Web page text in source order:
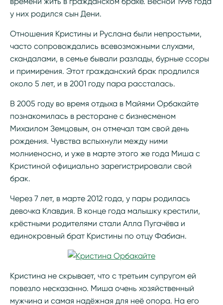
у них родился сын Дени.
Отношения Кристины и Руслана были непростыми,
часто сопровождались всевозможными слухами,
скандалами, в семье бывали разлады, бурные ссоры
и примирения. Этот гражданский брак продлился
около 5 лет, и в 2001 году пара рассталась.
В 2005 году во время отдыха в Майями Орбакайте
познакомилась в ресторане с бизнесменом
Михаилом Земцовым, он отмечал там свой день
рождения. Чувства вспыхнули между ними
молниеносно, и уже в марте этого же года Миша с
Кристиной официально зарегистрировали свой
брак.
Через 7 лет, в марте 2012 года, у пары родилась
девочка Клавдия. В конце года малышку крестили,
крёстными родителями стали Алла Пугачёва и
единокровный брат Кристины по отцу Фабиан.
Кристина не скрывает, что с третьим супругом ей
повезло несказанно. Миша очень хозяйственный
мужчина и самая надёжная для неё опора. На его